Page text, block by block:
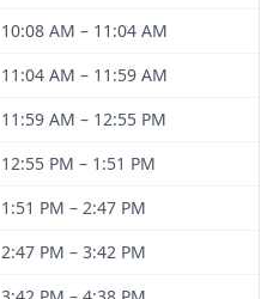
10:08 AM – 11:04 AM
11:04 AM – 11:59 AM
11:59 AM – 12:55 PM
12:55 PM – 1:51 PM
1:51 PM – 2:47 PM
2:47 PM – 3:42 PM